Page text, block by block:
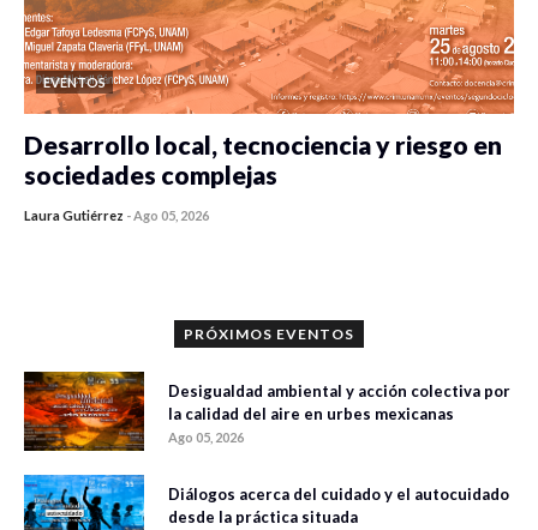
EVENTOS
Desarrollo local, tecnociencia y riesgo en
sociedades complejas
Laura Gutiérrez -Ago 05, 2026
PRÓXIMOS EVENTOS
Desigualdad ambiental y acción colectiva por
la calidad del aire en urbes mexicanas
Ago 05, 2026
Diálogos acerca del cuidado y el autocuidado
desde la práctica situada